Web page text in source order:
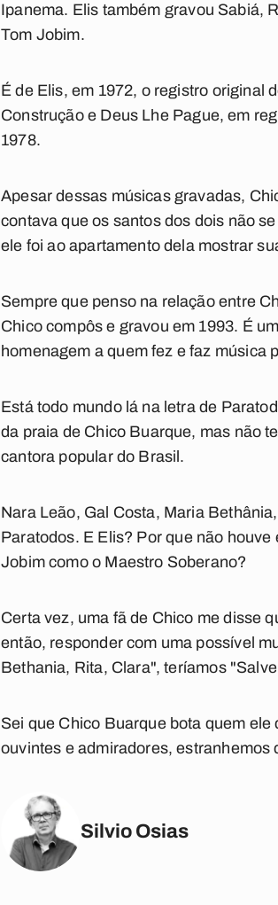
Ipanema. Elis também gravou Sabiá,
Tom Jobim.
É de Elis, em 1972, o registro original
Construção e Deus Lhe Pague, em
1978.
Apesar dessas músicas gravadas,
contava que os santos dos dois não
ele foi ao apartamento dela mostrar
Sempre que penso na relação entre
Chico compôs e gravou em 1993. É
homenagem a quem fez e faz música
Está todo mundo lá na letra de
da praia de Chico Buarque, mas não
cantora popular do Brasil.
Nara Leão, Gal Costa, Maria
Paratodos. E Elis? Por que não
Jobim como o Maestro Soberano?
Certa vez, uma fã de Chico me disse
então, responder com uma possível
Bethania, Rita, Clara", teríamos
Sei que Chico Buarque bota quem
ouvintes e admiradores, estranhemos
Silvio Osias